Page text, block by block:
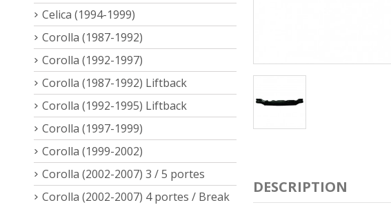
DESCRIPTION
Celica (1994-1999)
Corolla (1987-1992)
Corolla (1992-1997)
Corolla (1987-1992) Liftback
Corolla (1992-1995) Liftback
Corolla (1997-1999)
Corolla (1999-2002)
Corolla (2002-2007) 3 / 5 portes
Corolla (2002-2007) 4 portes / Break